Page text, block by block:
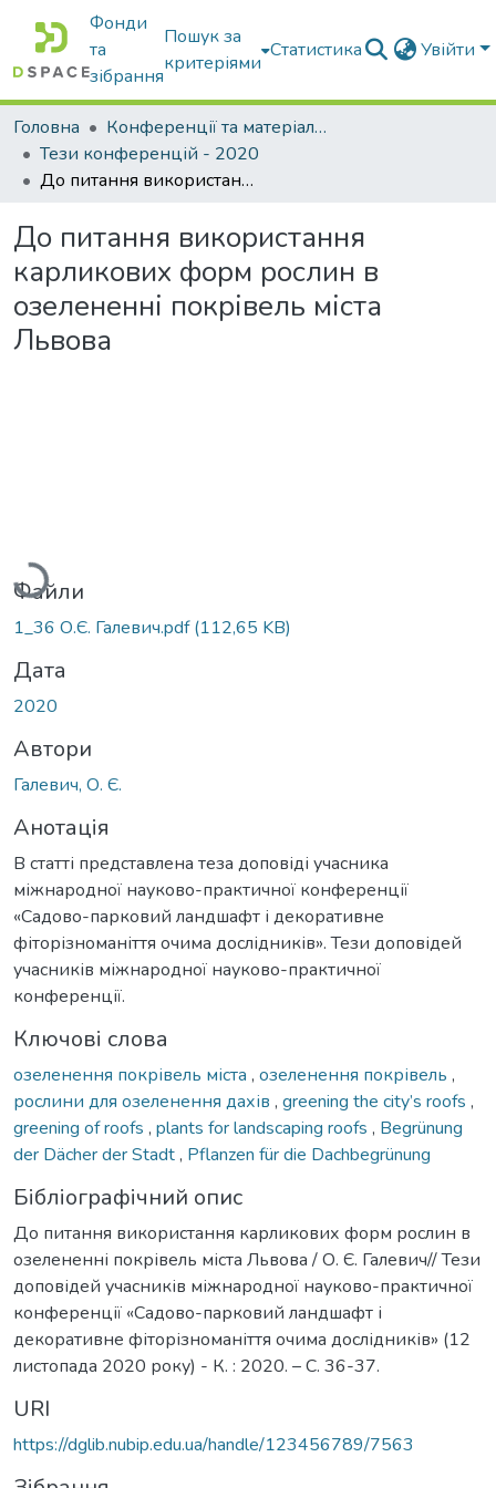
Фонди
та
зібрання
Пошук за
критеріями
Статистика Увійти
Головна
Конференції та матеріали конференцій
Тези конференцій - 2020
До питання використання карликових форм рослин в озелененні покрівель міста Львова
До питання використання
карликових форм рослин в
озелененні покрівель міста
Львова
Вантажиться...
Файли
1_36 О.Є. Галевич.pdf(112,65 KB)
Дата
2020
Автори
Галевич, О. Є.
Анотація
В статті представлена теза доповіді учасника
міжнародної науково-практичної конференції
«Садово-парковий ландшафт і декоративне
фіторізноманіття очима дослідників». Тези доповідей
учасників міжнародної науково-практичної
конференції.
Ключові слова
озеленення покрівель міста , озеленення покрівель ,
рослини для озеленення дахів , greening the city’s roofs ,
greening of roofs , plants for landscaping roofs , Begrünung
der Dächer der Stadt, Pflanzen für die Dachbegrünung
Бібліографічний опис
До питання використання карликових форм рослин в
озелененні покрівель міста Львова / О. Є. Галевич// Тези
доповідей учасників міжнародної науково-практичної
конференції «Садово-парковий ландшафт і
декоративне фіторізноманіття очима дослідників» (12
листопада 2020 року) - К. : 2020. – С. 36-37.
URI
https://dglib.nubip.edu.ua/handle/123456789/7563